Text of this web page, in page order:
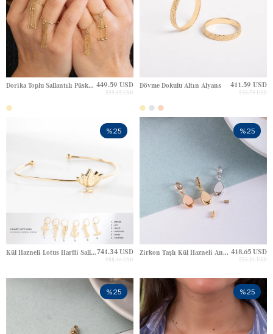
Dorika Toplu Sallantılı Püskül Altın Yüzük 449.59 USD
599.45 USD
Dövme Dokulu Altın Alyans 411.59 USD
548.79 USD
Kül Hazneli Lotus Harfli Sallantılı Altın Bileklik741.34 USD
988.46 USD
%25
Zirkon Taşlı Kül Hazneli Anahtar Haç Harf Pati Harfli Altın Charm 418.65 USD
558.21 USD
%25
%25 %25